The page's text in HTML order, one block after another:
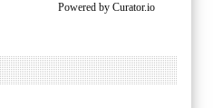
Powered by Curator.io